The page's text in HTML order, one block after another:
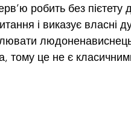
робить без пієтету
і виказує власні
тому це не є